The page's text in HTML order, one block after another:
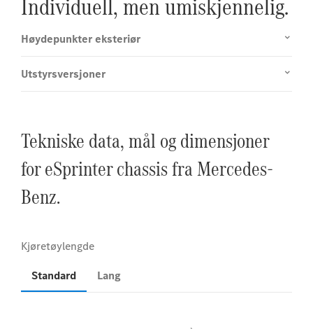
Individuell, men umiskjennelig.
Høydepunkter eksteriør
Utstyrsversjoner
Tekniske data, mål og dimensjoner
for eSprinter chassis fra Mercedes-
Benz.
Standard Lang